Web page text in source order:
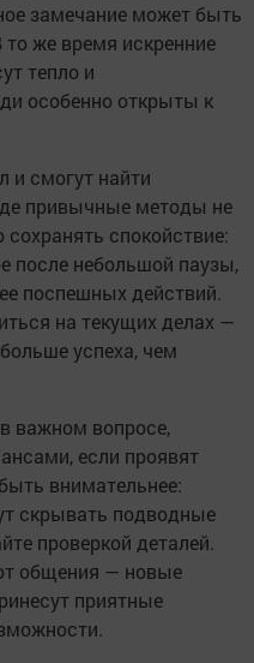
замечание может быть
же время искренние
тепло и
особенно открыты к
и смогут найти
привычные методы не
спокойствие:
после небольшой паузы,
поспешных действий.
на текущих делах —
успеха, чем
важном вопросе,
если проявят
внимательнее:
скрывать подводные
проверкой деталей.
общения — новые
приятные